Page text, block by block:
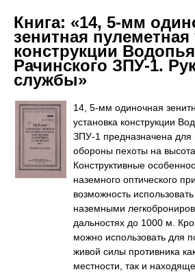
Книга: «14, 5-мм
зенитная пулеметная
конструкции
Рачинского ЗПУ-1.
службы»
14, 5-мм одиночная
установка конструкции
ЗПУ-1 предназначена для
обороны пехоты на
Конструктивные
наземного оптического
возможность
наземными
дальностях до 1000 м.
можно использовать для
живой силы противника
местности, так и